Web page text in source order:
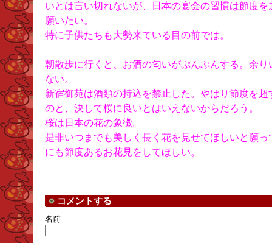
いとは言い切れないが、日本の宴会の習慣は節度を
願いたい。
特に子供たちも大勢来ている目の前では。
朝散歩に行くと、お酒の匂いがぷんぷんする。余り
ない。
新宿御苑は酒類の持込を禁止した。やはり節度を超
のと、決して桜に良いとはいえないからだろう。
桜は日本の花の象徴。
是非いつまでも美しく長く花を見せてほしいと願っ
にも節度あるお花見をしてほしい。
コメントする
名前